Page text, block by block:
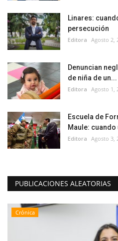
Linares:
persecución
Editora Agosto 2,
Denuncian
de niña de un...
Editora Agosto 1,
Escuela de
Maule: cuando
Editora Agosto 3,
PUBLICACIONES ALEATORIAS
Crónica